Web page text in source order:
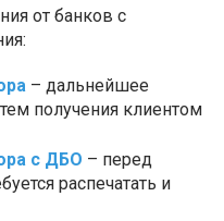
от банков с
– дальнейшее
получения клиентом
с ДБО – перед
распечатать и